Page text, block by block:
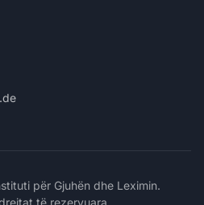
për Gjuhën dhe Leximin.
të rezervuara.